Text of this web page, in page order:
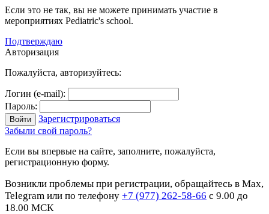
Если это не так, вы не можете принимать участие в
мероприятиях Pediatric's school.
Подтверждаю
Авторизация
Пожалуйста, авторизуйтесь:
Логин (e-mail):
Пароль:
Зарегистрироваться
Забыли свой пароль?
Если вы впервые на сайте, заполните, пожалуйста,
регистрационную форму.
Возникли проблемы при регистрации, обращайтесь в Max,
Telegram или по телефону +7 (977) 262-58-66 с 9.00 до
18.00 МСК